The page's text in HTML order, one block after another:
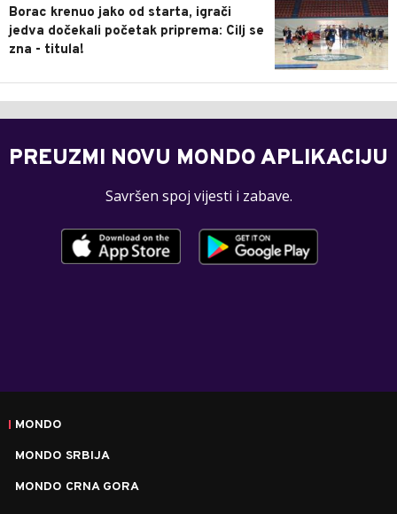
Borac krenuo jako od starta, igrači
jedva dočekali početak priprema: Cilj se
zna - titula!
PREUZMI NOVU MONDO APLIKACIJU
Savršen spoj vijesti i zabave.
MONDO
MONDO SRBIJA
MONDO CRNA GORA